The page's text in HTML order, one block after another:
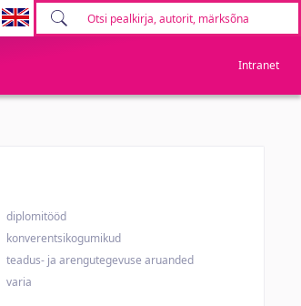
Intranet
diplomitööd
konverentsikogumikud
teadus- ja arengutegevuse aruanded
varia